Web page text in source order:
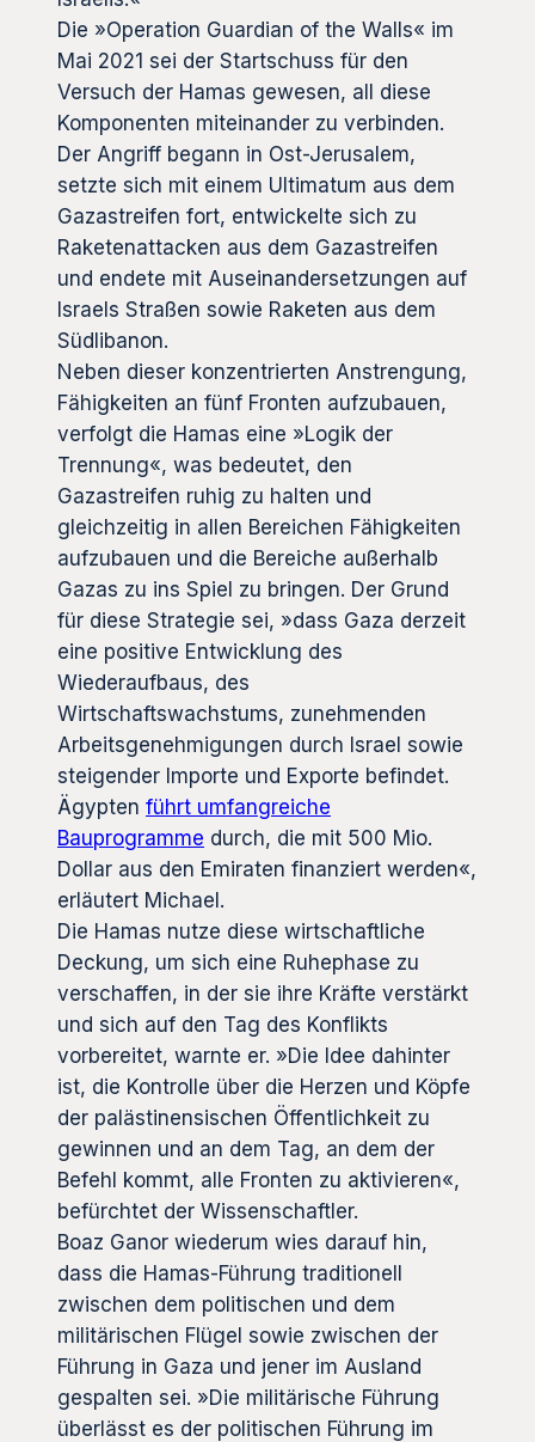
Die »Operation Guardian of the Walls« im
Mai 2021 sei der Startschuss für den
Versuch der Hamas gewesen, all diese
Komponenten miteinander zu verbinden.
Der Angriff begann in Ost-Jerusalem,
setzte sich mit einem Ultimatum aus dem
Gazastreifen fort, entwickelte sich zu
Raketenattacken aus dem Gazastreifen
und endete mit Auseinandersetzungen auf
Israels Straßen sowie Raketen aus dem
Südlibanon.
Neben dieser konzentrierten Anstrengung,
Fähigkeiten an fünf Fronten aufzubauen,
verfolgt die Hamas eine »Logik der
Trennung«, was bedeutet, den
Gazastreifen ruhig zu halten und
gleichzeitig in allen Bereichen Fähigkeiten
aufzubauen und die Bereiche außerhalb
Gazas zu ins Spiel zu bringen. Der Grund
für diese Strategie sei, »dass Gaza derzeit
eine positive Entwicklung des
Wiederaufbaus, des
Wirtschaftswachstums, zunehmenden
Arbeitsgenehmigungen durch Israel sowie
steigender Importe und Exporte befindet.
Ägypten führt umfangreiche
Bauprogramme durch, die mit 500 Mio.
Dollar aus den Emiraten finanziert werden«,
erläutert Michael.
Die Hamas nutze diese wirtschaftliche
Deckung, um sich eine Ruhephase zu
verschaffen, in der sie ihre Kräfte verstärkt
und sich auf den Tag des Konflikts
vorbereitet, warnte er. »Die Idee dahinter
ist, die Kontrolle über die Herzen und Köpfe
der palästinensischen Öffentlichkeit zu
gewinnen und an dem Tag, an dem der
Befehl kommt, alle Fronten zu aktivieren«,
befürchtet der Wissenschaftler.
Boaz Ganor wiederum wies darauf hin,
dass die Hamas-Führung traditionell
zwischen dem politischen und dem
militärischen Flügel sowie zwischen der
Führung in Gaza und jener im Ausland
gespalten sei. »Die militärische Führung
überlässt es der politischen Führung im